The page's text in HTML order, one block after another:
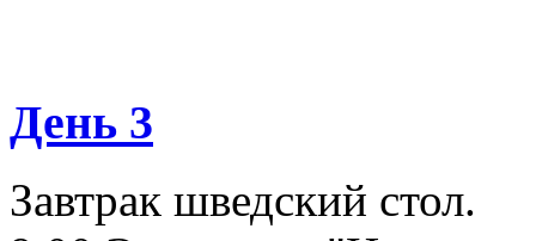
День 3
Завтрак шведский стол.